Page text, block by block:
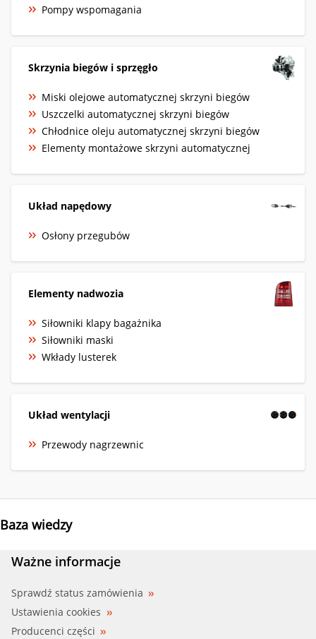
Pompy wspomagania
Skrzynia biegów i sprzęgło
Miski olejowe automatycznej skrzyni biegów
Uszczelki automatycznej skrzyni biegów
Chłodnice oleju automatycznej skrzyni biegów
Elementy montażowe skrzyni automatycznej
Układ napędowy
Osłony przegubów
Elementy nadwozia
Siłowniki klapy bagażnika
Siłowniki maski
Wkłady lusterek
Układ wentylacji
Przewody nagrzewnic
Baza wiedzy
Ważne informacje
Sprawdź status zamówienia
Ustawienia cookies
Producenci części